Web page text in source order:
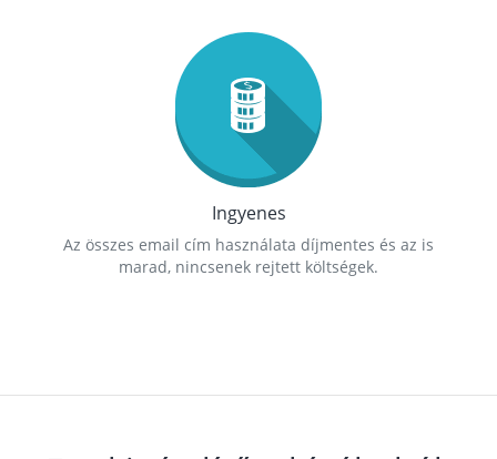
Ingyenes
Az összes email cím használata díjmentes és az is
marad, nincsenek rejtett költségek.